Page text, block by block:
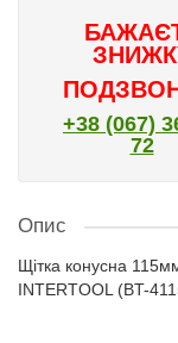
+38 (067)
72
Опис
Щітка конусна
INTERTOOL (BT-